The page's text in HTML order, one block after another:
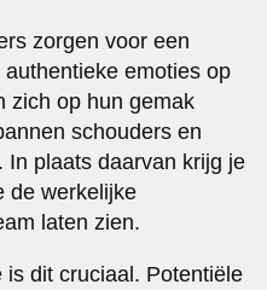
zorgen voor een
emoties op
zich op hun gemak
schouders en
In plaats daarvan krijg je
de werkelijke
laten zien.
dit cruciaal. Potentiële